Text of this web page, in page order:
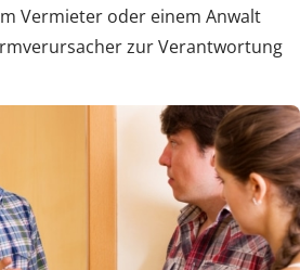
Vermieter oder einem Anwalt
zur Verantwortung